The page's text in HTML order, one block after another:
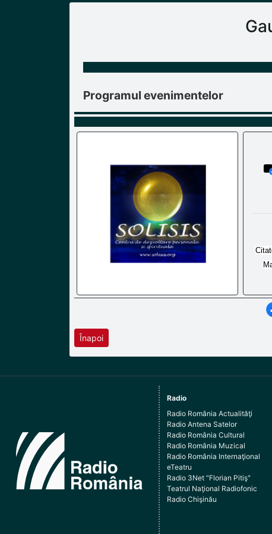
Programul evenimentelor
Înapoi
Radio
Radio România Actualităţi
Radio Antena Satelor
Radio România Cultural
Radio România Muzical
Radio România Internaţional
eTeatru
Radio 3Net "Florian Pitiş"
Teatrul Naţional Radiofonic
Radio Chişinău